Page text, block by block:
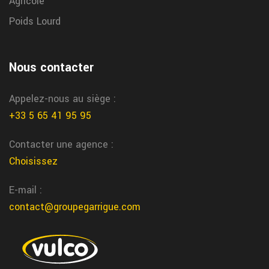
Pau chez garrigue vulco
nerac freinage voiture
Chez Garrigue Vulco nous assurons l’entretien et la reparation du
Poids Lourd
Nous contacter
Appelez-nous au siège :
+33 5 65 41 95 95
Contacter une agence :
Choisissez
E-mail :
contact@groupegarrigue.com